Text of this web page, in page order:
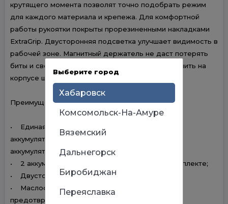
крутящего момента позволят точно подобрать режим
для каждого материала и крепежа. Для комфортной
работы рукоятки покрыты прорезиненными накладками
ExtraGrip. Двусторонняя подсветка улучшает видимость в
рабочей зоне. Магнитный держатель не даст потерять
биты и сверла во время работы – их можно хранить на
корпусе шуруповерта.
Преимущества
• Единая аккумуляторная платформа UES –
аккумуляторы, совместимые с большинством
аккумуляторной техники Patriot;
• 2 аккумулятора и зарядное устройство в комплекте;
• Двусторонняя подсветка рабочей зоны;
• Маслостойкая резиновая рукоятка ExtraGrip -
предотвращает проскальзывание;
Выберите город
Хабаровск
Комсомольск-На-Амуре
Вяземский
Дальнегорск
Биробиджан
Переяславка